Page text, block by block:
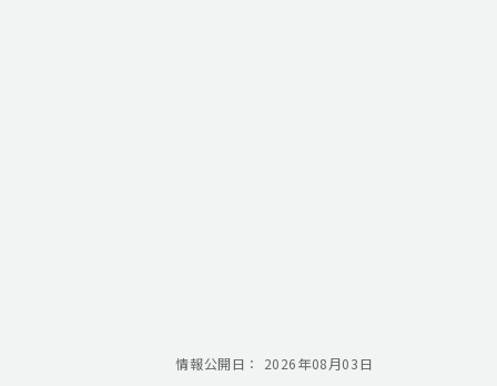
情報公開日： 2026年08月03日